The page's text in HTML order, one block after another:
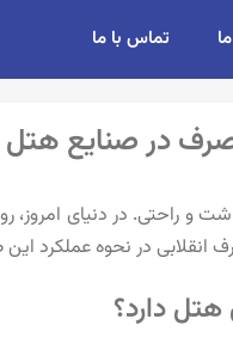
تماس با ما
در صنایع
در دنیای امروز،
انقلابی در نحوه عملکرد
هتل دارد؟